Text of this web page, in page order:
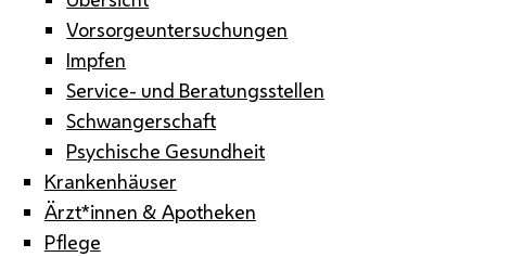
Vorsorgeuntersuchungen
Impfen
Service- und Beratungsstellen
Schwangerschaft
Psychische Gesundheit
Krankenhäuser
Ärzt*innen & Apotheken
Pflege